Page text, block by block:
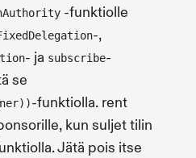
-funktiolle
-,
- ja subscribe-
se
-funktiolla. rent
kun suljet tilin
Jätä pois itse